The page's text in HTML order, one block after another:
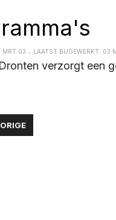
MRT 03 LAATST BIJGEWERKT: 03
ARTIKEL: AGENDA